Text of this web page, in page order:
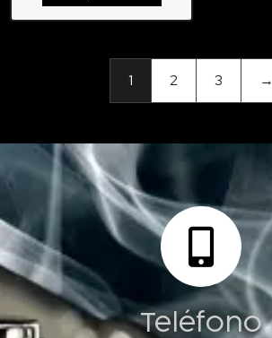
1 2 3 →
Teléfono